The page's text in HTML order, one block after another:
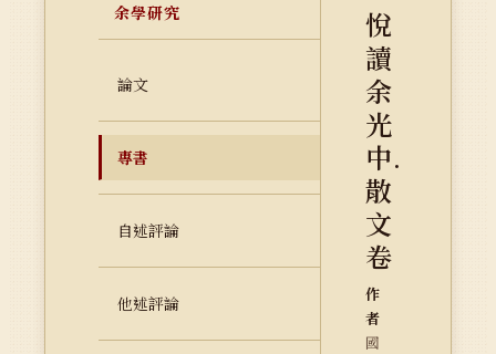
余學研究
論文
專書
自述評論
他述評論
悅
讀
余
光
中.
散
文
卷
作
者
國